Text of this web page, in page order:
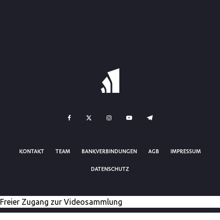
KONTAKT TEAM BANKVERBINDUNGEN AGB IMPRESSUM
DATENSCHUTZ